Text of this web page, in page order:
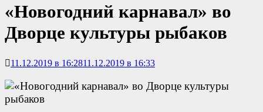
«Новогодний карнавал» во
Дворце культуры рыбаков
11.12.2019 в 16:2811.12.2019 в 16:33